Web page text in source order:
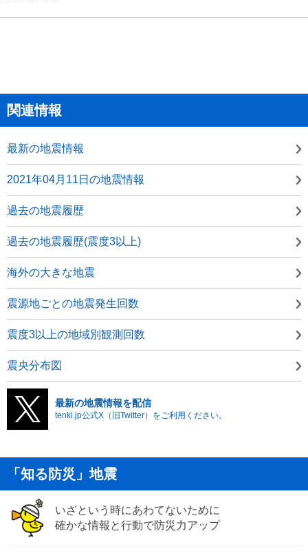
関連情報
最新の地震情報
2021年04月11日の地震情報
過去の地震履歴
過去の地震履歴(震度3以上)
海外の大きな地震
震源地ごとの地震発生回数
震度3以上の地域別観測回数
震央分布図
最新の地震情報を配信
tenki.jp公式X（旧Twitter）をご利用ください。
「知る防災」地震
いざという時にあわてないために
確かな情報と行動で防災力アップ